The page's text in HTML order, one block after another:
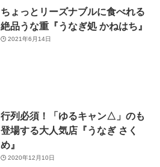
ちょっとリーズナブルに食べれる
絶品うな重『うなぎ処 かねはち』
2021年6月14日
行列必須！「ゆるキャン△」のも
登場する大人気店『うなぎ さく
め』
2020年12月10日